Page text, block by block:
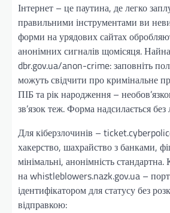
Інтернет – це паутина, де легко
правильними інструментами ви
форми на урядових сайтах
анонімних сигналів щомісяця.
dbr.gov.ua/anon-crime: заповніть
можуть свідчити про кримінальне
ПІБ та рік народження –
зв’язок теж. Форма надсилається без
Для кіберзлочинів –
хакерство, шахрайство з банками,
мінімальні, анонімність
на whistleblowers.nazk.gov.ua –
ідентифікатором для статусу без
відправкою: